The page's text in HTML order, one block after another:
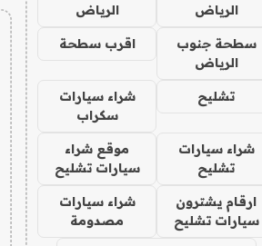
الرياض
الرياض
سطحة جنوب
الرياض
اقرب سطحة
تشليح
شراء سيارات
سكراب
شراء سيارات
تشليح
موقع شراء
سيارات تشليح
ارقام يشترون
سيارات تشليح
شراء سيارات
مصدومة